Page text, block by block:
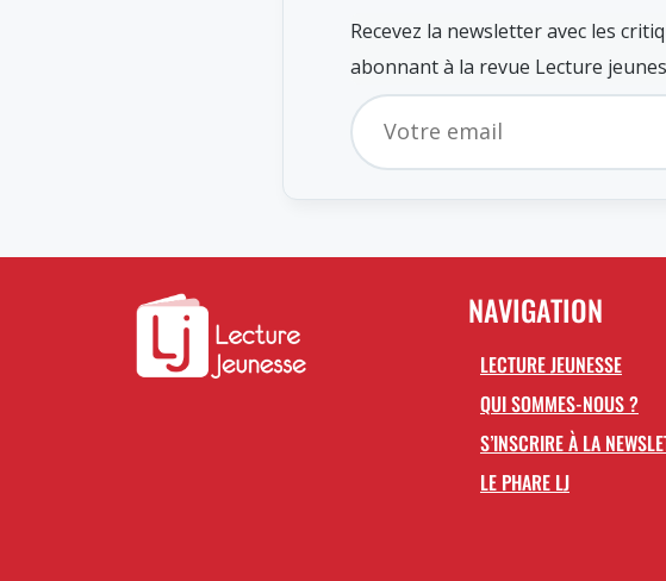
Recevez la newsletter avec les
abonnant à la revue Lecture
NAVIGATION
LECTURE JEUNESSE
QUI SOMMES-NOUS ?
S’INSCRIRE À LA
LE PHARE LJ